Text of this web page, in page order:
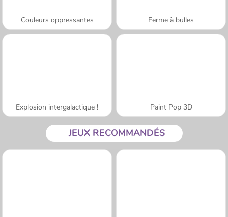
Couleurs oppressantes Ferme à bulles
Explosion intergalactique ! Paint Pop 3D
JEUX RECOMMANDÉS